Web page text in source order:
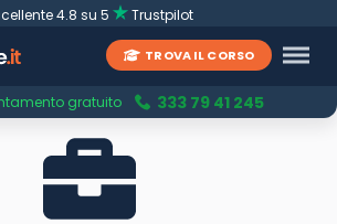
4.8 su 5 Trustpilot
TROVA IL CORSO
gratuito 333 79 41 245